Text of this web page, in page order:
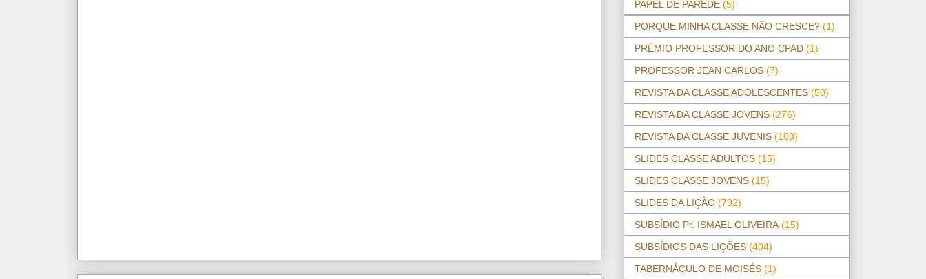
PAPEL DE PAREDE (5)
PORQUE MINHA CLASSE NÃO CRESCE? (1)
PRÊMIO PROFESSOR DO ANO CPAD (1)
PROFESSOR JEAN CARLOS (7)
REVISTA DA CLASSE ADOLESCENTES (50)
REVISTA DA CLASSE JOVENS (276)
REVISTA DA CLASSE JUVENIS (103)
SLIDES CLASSE ADULTOS (15)
SLIDES CLASSE JOVENS (15)
SLIDES DA LIÇÃO (792)
SUBSÍDIO Pr. ISMAEL OLIVEIRA (15)
SUBSÍDIOS DAS LIÇÕES (404)
TABERNÁCULO DE MOISÉS (1)